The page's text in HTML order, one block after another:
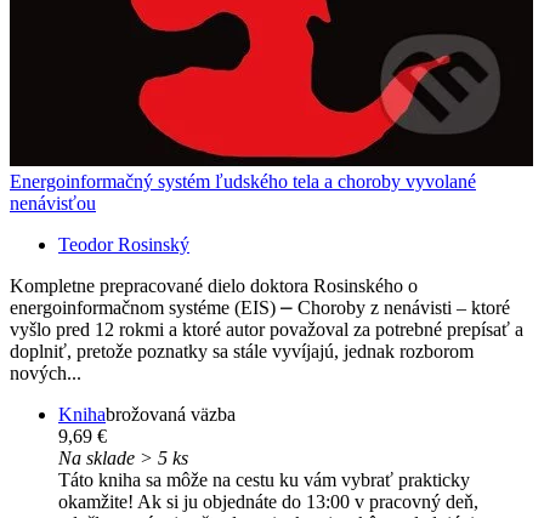
Energoinformačný systém ľudského tela a choroby vyvolané
nenávisťou
Teodor Rosinský
Kompletne prepracované dielo doktora Rosinského o
energoinformačnom systéme (EIS) ⎼ Choroby z nenávisti – ktoré
vyšlo pred 12 rokmi a ktoré autor považoval za potrebné prepísať a
doplniť, pretože poznatky sa stále vyvíjajú, jednak rozborom
nových...
Knihabrožovaná väzba
9,69 €
Na sklade > 5 ks
Táto kniha sa môže na cestu ku vám vybrať prakticky
okamžite! Ak si ju objednáte do 13:00 v pracovný deň,